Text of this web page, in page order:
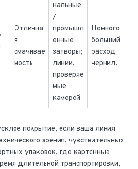
Отлична
я
смачивае
мость
нальные
/
промышл
енные
затворы;
линии,
проверяе
мые
камерой
Немного
больший
расход
чернил.
покрытие, если ваша линия
зрения, чувствительных
упаковок, где картонные
длительной транспортировки,